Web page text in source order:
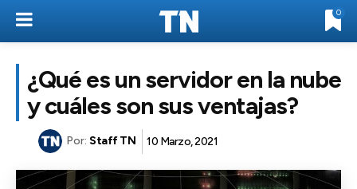
0
¿Qué es un servidor en la nube
y cuáles son sus ventajas?
Por: Staff TN 10 Marzo, 2021